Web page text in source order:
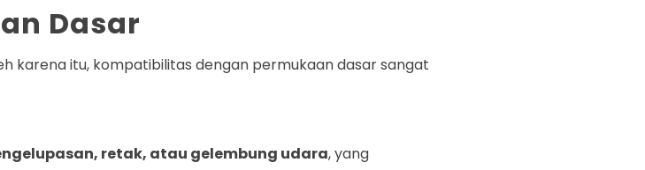
Dasar
karena itu, kompatibilitas dengan permukaan dasar sangat
retak, atau gelembung udara, yang